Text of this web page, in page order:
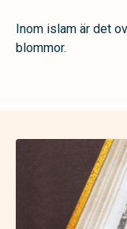
Inom islam är det
blommor.